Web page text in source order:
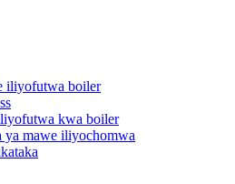
iliyofutwa boiler
kwa boiler
ya mawe iliyochomwa